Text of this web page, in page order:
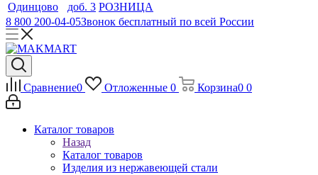
Одинцово
доб. 3 РОЗНИЦА
8 800 200-04-05Звонок бесплатный по всей России
Сравнение0 Отложенные 0 Корзина0 0
Каталог товаров
Назад
Каталог товаров
Изделия из нержавеющей стали